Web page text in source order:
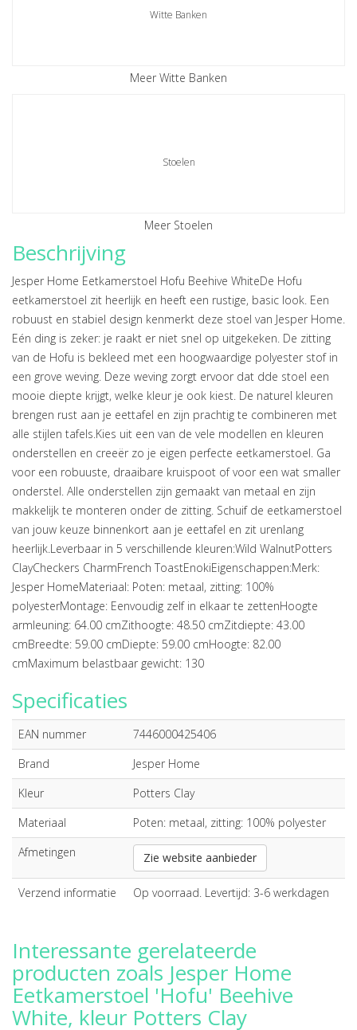
Witte Banken
Meer Witte Banken
Stoelen
Meer Stoelen
Beschrijving
Jesper Home Eetkamerstoel Hofu Beehive WhiteDe Hofu
eetkamerstoel zit heerlijk en heeft een rustige, basic look. Een
robuust en stabiel design kenmerkt deze stoel van Jesper Home.
Eén ding is zeker: je raakt er niet snel op uitgekeken. De zitting
van de Hofu is bekleed met een hoogwaardige polyester stof in
een grove weving. Deze weving zorgt ervoor dat dde stoel een
mooie diepte krijgt, welke kleur je ook kiest. De naturel kleuren
brengen rust aan je eettafel en zijn prachtig te combineren met
alle stijlen tafels.Kies uit een van de vele modellen en kleuren
onderstellen en creeër zo je eigen perfecte eetkamerstoel. Ga
voor een robuuste, draaibare kruispoot of voor een wat smaller
onderstel. Alle onderstellen zijn gemaakt van metaal en zijn
makkelijk te monteren onder de zitting. Schuif de eetkamerstoel
van jouw keuze binnenkort aan je eettafel en zit urenlang
heerlijk.Leverbaar in 5 verschillende kleuren:Wild WalnutPotters
ClayCheckers CharmFrench ToastEnokiEigenschappen:Merk:
Jesper HomeMateriaal: Poten: metaal, zitting: 100%
polyesterMontage: Eenvoudig zelf in elkaar te zettenHoogte
armleuning: 64.00 cmZithoogte: 48.50 cmZitdiepte: 43.00
cmBreedte: 59.00 cmDiepte: 59.00 cmHoogte: 82.00
cmMaximum belastbaar gewicht: 130
Specificaties
EAN nummer
7446000425406
Brand
Jesper Home
Kleur
Potters Clay
Materiaal
Poten: metaal, zitting: 100% polyester
Afmetingen
Zie website aanbieder
Verzend informatie Op voorraad. Levertijd: 3-6 werkdagen
Interessante gerelateerde
producten zoals Jesper Home
Eetkamerstoel 'Hofu' Beehive
White, kleur Potters Clay